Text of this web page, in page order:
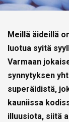
Meillä äideillä
luotua syitä
Varmaan
synnytyksen
superäidistä,
kauniissa
illuusiota, siitä